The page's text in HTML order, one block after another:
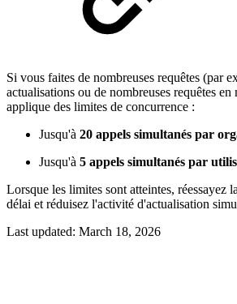
Si vous faites de nombreuses requêtes (par
actualisations ou de nombreuses requêtes
applique des limites de concurrence :
Jusqu'à 20 appels simultanés par
Jusqu'à 5 appels simultanés par
Lorsque les limites sont atteintes, réessayez
délai et réduisez l'activité d'actualisation
Last updated: March 18, 2026